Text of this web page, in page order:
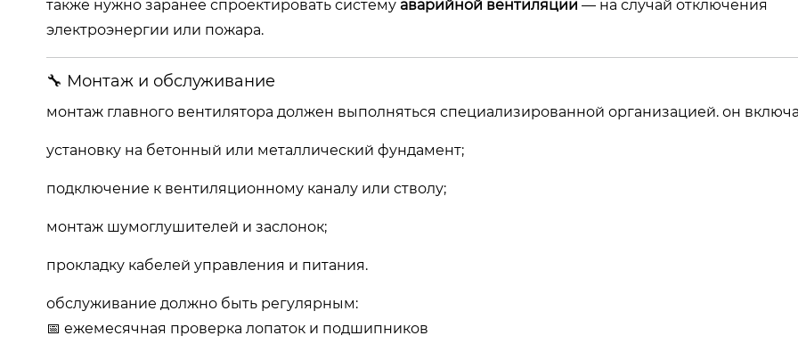
также нужно заранее спроектировать систему аварийной вентиляции — на случай отключения
электроэнергии или пожара.
🔧 Монтаж и обслуживание
монтаж главного вентилятора должен выполняться специализированной организацией. он
установку на бетонный или металлический фундамент;
подключение к вентиляционному каналу или стволу;
монтаж шумоглушителей и заслонок;
прокладку кабелей управления и питания.
обслуживание должно быть регулярным:
📅 ежемесячная проверка лопаток и подшипников